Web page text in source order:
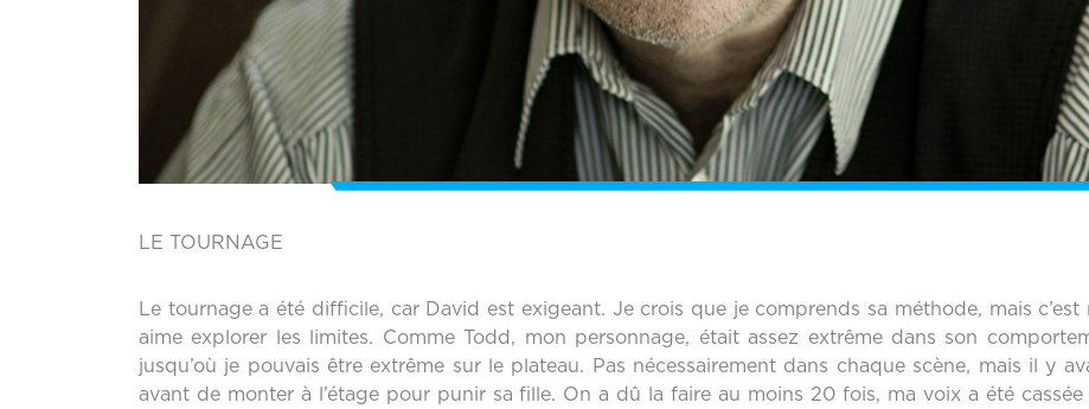
LE TOURNAGE
Le tournage a été difficile, car David est exigeant. Je crois que je comprends sa méthode, mais
aime explorer les limites. Comme Todd, mon personnage, était assez extrême dans son
jusqu’où je pouvais être extrême sur le plateau. Pas nécessairement dans chaque scène, mais il y
avant de monter à l’étage pour punir sa fille. On a dû la faire au moins 20 fois, ma voix a été